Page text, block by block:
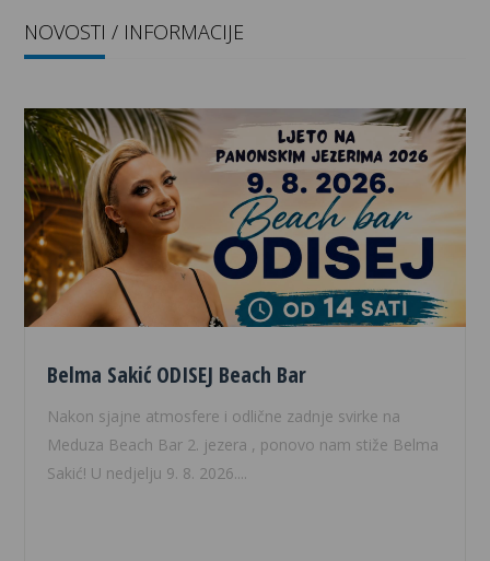
NOVOSTI / INFORMACIJE
Belma Sakić ODISEJ Beach Bar
Nakon sjajne atmosfere i odlične zadnje svirke na
Meduza Beach Bar 2. jezera , ponovo nam stiže Belma
Sakić! U nedjelju 9. 8. 2026....